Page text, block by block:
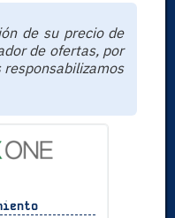
de su precio de
de ofertas, por